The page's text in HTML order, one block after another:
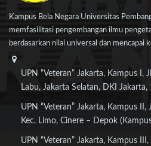
Kampus Bela Negara Universitas
memfasilitasi pengembangan ilmu
berdasarkan nilai universal dan mencapai
UPN “Veteran” Jakarta, Kampus I,
Labu, Jakarta Selatan, DKI
UPN “Veteran” Jakarta, Kampus II,
Kec. Limo, Cinere – Depok
UPN “Veteran” Jakarta, Kampus